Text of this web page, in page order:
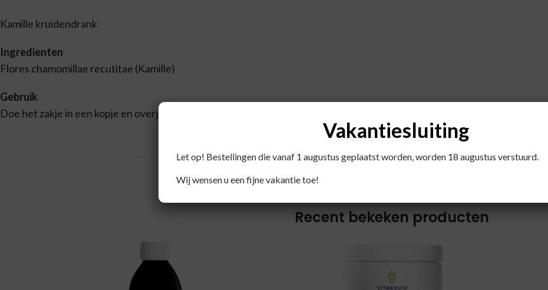
Kamille kruidendrank
Ingredienten
Flores chamomillae recutitae (Kamille)
Gebruik
Doe het zakje in een kopje en overgiet dit met kokend water, 5-10 minuten laten trekken. Driemaal daags een kopje
Recent bekeken producten
Vakantiesluiting
Let op! Bestellingen die vanaf 1 augustus geplaatst worden, worden 18 augustus verstuurd.
Wij wensen u een fijne vakantie toe!